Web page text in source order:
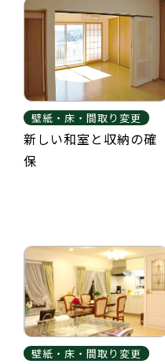
壁紙・床・間取り変更
新しい和室と収納の確
保
壁紙・床・間取り変更